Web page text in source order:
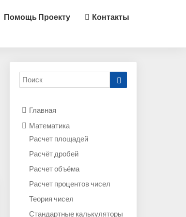
Помощь Проекту Контакты
Search
for:
Главная
Математика
Расчет площадей
Расчёт дробей
Расчет объёма
Расчет процентов чисел
Теория чисел
Стандартные калькуляторы